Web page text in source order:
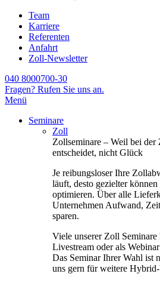
Team
Karriere
Referenten
Anfahrt
Zoll-Newsletter
040 8000700-30
Fragen? Rufen Sie uns an.
Menü
Seminare
Zoll
Zollseminare – Weil bei der
entscheidet, nicht Glück
Je reibungsloser Ihre
läuft, desto gezielter können
optimieren. Über alle
Unternehmen Aufwand,
sparen.
Viele unserer Zoll Seminare
Livestream oder als
Das Seminar Ihrer Wahl ist
uns gern für weitere